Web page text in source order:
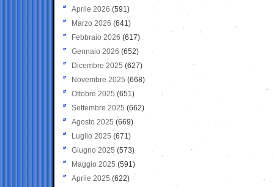
Aprile 2026 (591)
Marzo 2026 (641)
Febbraio 2026 (617)
Gennaio 2026 (652)
Dicembre 2025 (627)
Novembre 2025 (668)
Ottobre 2025 (651)
Settembre 2025 (662)
Agosto 2025 (669)
Luglio 2025 (671)
Giugno 2025 (573)
Maggio 2025 (591)
Aprile 2025 (622)